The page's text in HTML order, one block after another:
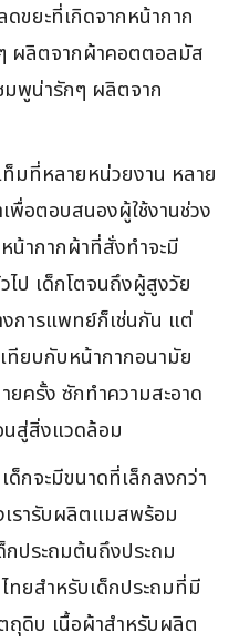
ดขยะที่เกิดจากหน้ากาก
ผลิตจากผ้าคอตตอลมัส
พูน่ารักๆ ผลิตจาก
ท็มที่หลายหน่วยงาน หลาย
พื่อตอบสนองผู้ใช้งานช่วง
น้ากากผ้าที่สั่งทำจะมี
ไป เด็กโตจนถึงผู้สูงวัย
การแพทย์ก็เช่นกัน แต่
ทียบกับหน้ากากอนามัย
ยครั้ง ซักทำความสะอาด
นสู่สิ่งแวดล้อม
กจะมีขนาดที่เล็กลงกว่า
รารับผลิตแมสพร้อม
กประถมต้นถึงประถม
ทยสำหรับเด็กประถมที่มี
ดิบ เนื้อผ้าสำหรับผลิต